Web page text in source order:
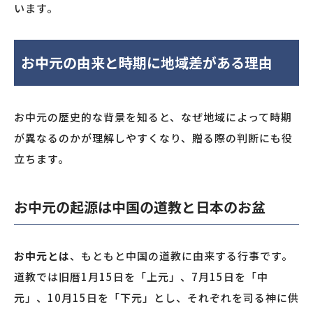
います。
お中元の由来と時期に地域差がある理由
お中元の歴史的な背景を知ると、なぜ地域によって時期
が異なるのかが理解しやすくなり、贈る際の判断にも役
立ちます。
お中元の起源は中国の道教と日本のお盆
お中元とは、もともと中国の道教に由来する行事です。
道教では旧暦1月15日を「上元」、7月15日を「中
元」、10月15日を「下元」とし、それぞれを司る神に供